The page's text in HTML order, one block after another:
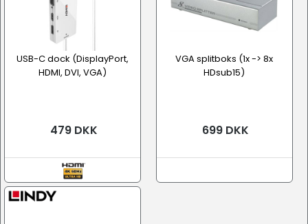
USB-C dock (DisplayPort,
HDMI, DVI, VGA)
479 DKK
VGA splitboks (1x -> 8x
HDsub15)
699 DKK